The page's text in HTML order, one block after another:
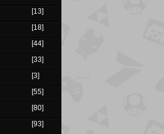
[13]
[18]
[44]
[33]
[3]
[55]
[80]
[93]